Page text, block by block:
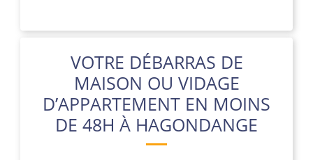
VOTRE DÉBARRAS DE
MAISON OU VIDAGE
D’APPARTEMENT EN MOINS
DE 48H À HAGONDANGE